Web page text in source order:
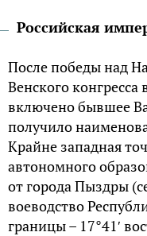
Российская
После победы над
Венского конгресса
включено бывшее
получило
Крайне западная
автономного
от города Пыздры
воеводство
границы – 17°41′